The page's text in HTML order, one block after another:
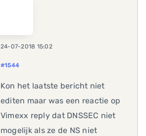
24-07-2018 15:02
#1544
Kon het laatste bericht niet
editen maar was een reactie op
Vimexx reply dat DNSSEC niet
mogelijk als ze de NS niet